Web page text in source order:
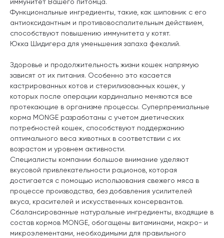
Функциональные ингредиенты, такие, как шиповник с его
антиоксидантным и противовоспалительным действием,
способствуют повышению иммунитета у котят.
Юкка Шидигера для уменьшения запаха фекалий.
Здоровье и продолжительность жизни кошек напрямую
зависят от их питания. Особенно это касается
кастрированных котов и стерилизованных кошек, у
которых после операции кардинально меняются все
протекающие в организме процессы. Суперпремиальные
корма MONGE разработаны с учетом диетических
потребностей кошек, способствуют поддержанию
оптимального веса животных в соответствии с их
возрастом и уровнем активности.
Специалисты компании большое внимание уделяют
вкусовой привлекательности рационов, которая
достигается с помощью использования свежего мяса в
процессе производства, без добавления усилителей
вкуса, красителей и искусственных консервантов.
Сбалансированные натуральные ингредиенты, входящие в
состав кормов MONGE, обогащены витаминами, макро- и
микроэлементами, необходимыми для правильного